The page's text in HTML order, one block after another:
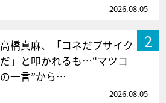
2026.08.05
2
高橋真麻、「コネだブサイク
だ」と叩かれるも…“マツコ
の一言”から…
2026.08.05